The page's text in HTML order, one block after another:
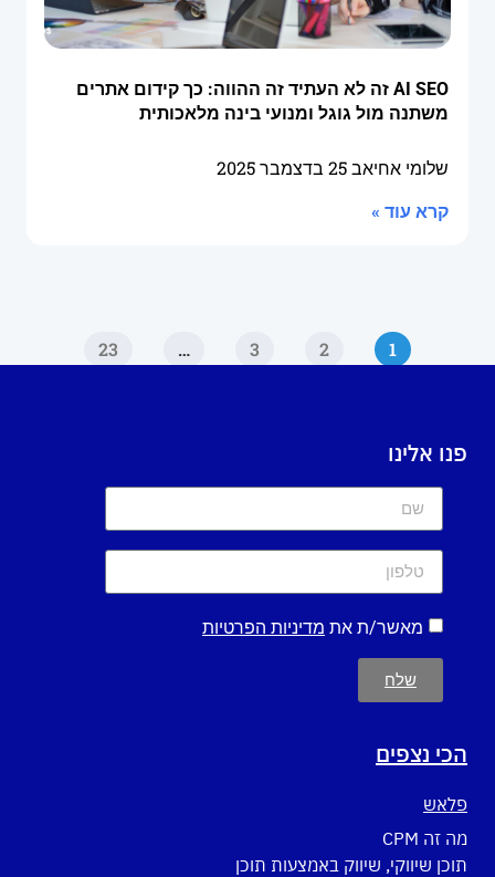
AI SEO זה לא העתיד זה ההווה: כך קידום אתרים
משתנה מול גוגל ומנועי בינה מלאכותית
שלומי אחיאב25 בדצמבר 2025
קרא עוד »
1
2
3
…
23
פנו אלינו
מאשר/ת את מדיניות הפרטיות
שלח
הכי נצפים
פלאש
מה זה CPM
תוכן שיווקי, שיווק באמצעות תוכן